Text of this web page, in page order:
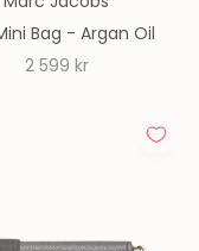
Bag - Argan Oil
REA-pris
2 599 kr